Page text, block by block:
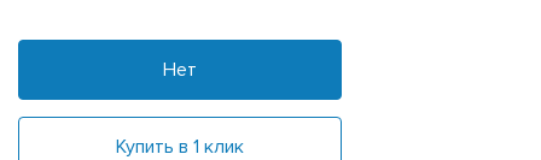
Нет
Купить в 1 клик